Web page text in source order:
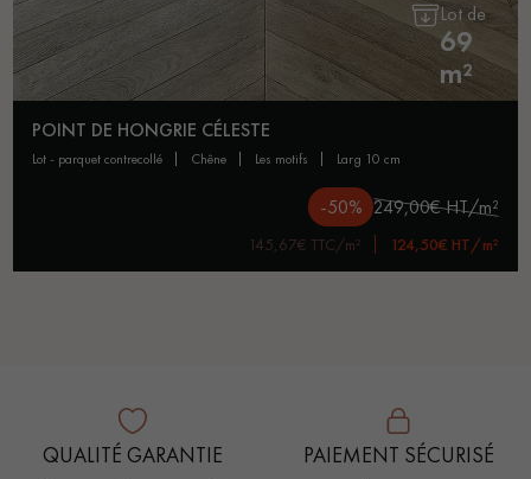
Lot de
69
m²
POINT DE HONGRIE CÉLESTE
lot - parquet contrecollé chêne les motifs larg 10 cm
-50% 249,00€ HT/m²
145,67€ TTC/m² 124,50€ HT/m²
QUALITÉ GARANTIE PAIEMENT SÉCURISÉ